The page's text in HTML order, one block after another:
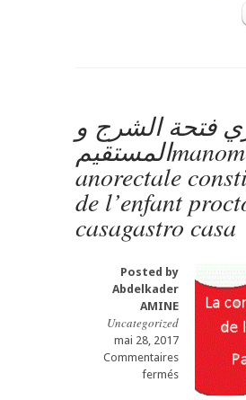
Constipation
fonctionnelle
tenir
casa
Gastro-
entérologue,
7
casa
procto
casa
الامساك
الطفل
فتحة الشرج و
المستقيمmanométrie
anorectale
de l’enfant
casagastro casa
Posted by
Abdelkader
AMINE
Uncategorized
mai 28, 2017
Commentaires
ferméssur
مانوميتري